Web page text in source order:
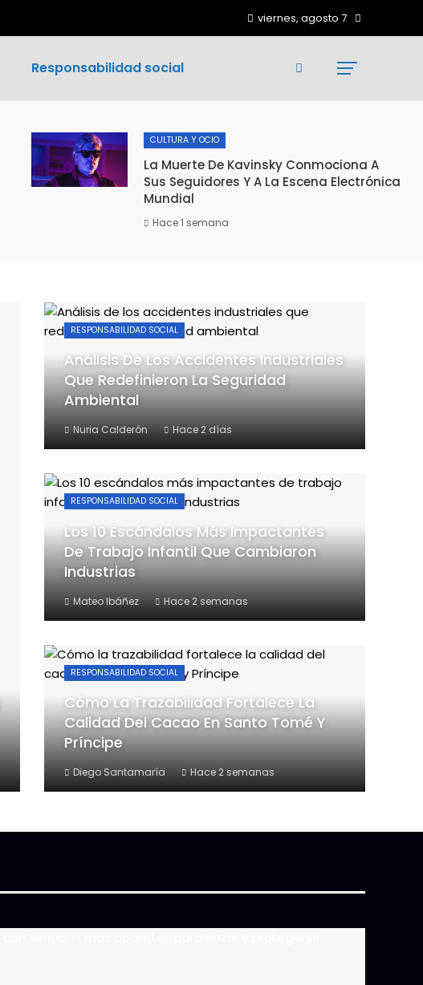
viernes, agosto 7
Responsabilidad social
CULTURA Y OCIO
La Muerte De Kavinsky Conmociona A
Sus Seguidores Y A La Escena Electrónica
Mundial
Hace 1 semana
RESPONSABILIDAD SOCIAL
Análisis De Los Accidentes Industriales
Que Redefinieron La Seguridad
Ambiental
Nuria Calderón Hace 2 días
RESPONSABILIDAD SOCIAL
Los 10 Escándalos Más Impactantes
De Trabajo Infantil Que Cambiaron
Industrias
Mateo Ibáñez Hace 2 semanas
RESPONSABILIDAD SOCIAL
Cómo La Trazabilidad Fortalece La
Calidad Del Cacao En Santo Tomé Y
Príncipe
Diego Santamaría Hace 2 semanas